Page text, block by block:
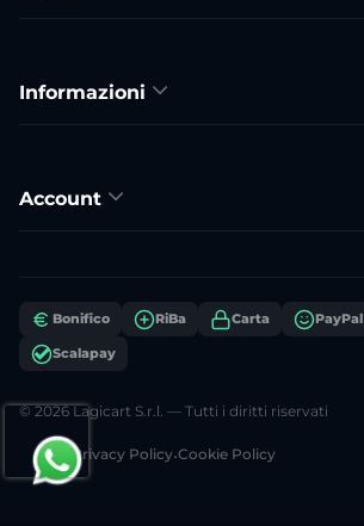
Informazioni
Account
Bonifico RiBa Carta PayPal
Scalapay
© 2026 Lagicart S.r.l. — Tutti i diritti riservati
Privacy Policy•Cookie Policy